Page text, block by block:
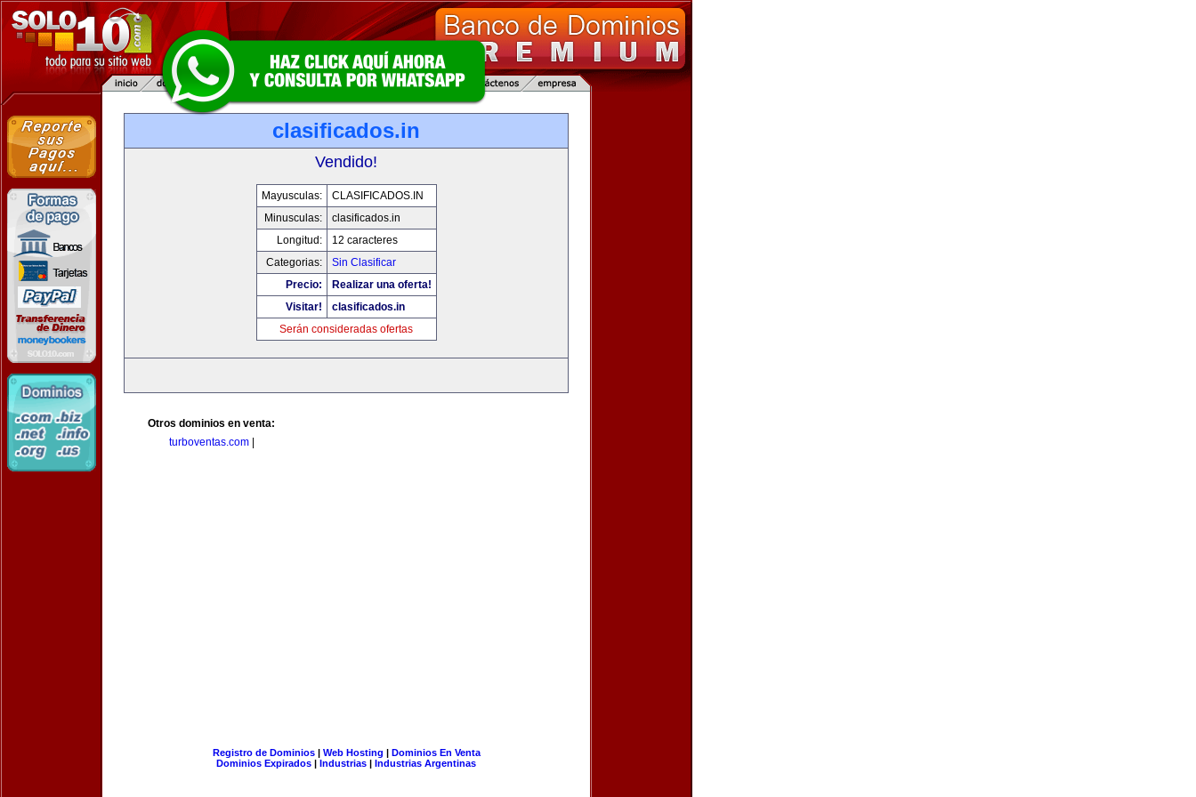
clasificados.in
Vendido!
Mayusculas:
CLASIFICADOS.IN
Minusculas:
clasificados.in
Longitud:
12 caracteres
Categorias:
Sin Clasificar
Precio:
Realizar una oferta!
Visitar!
clasificados.in
Serán consideradas ofertas
Otros dominios en venta:
turboventas.com|
Registro de Dominios| Web Hosting | Dominios En Venta
Dominios Expirados | Industrias | Industrias Argentinas